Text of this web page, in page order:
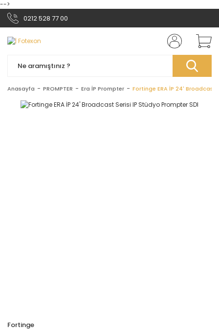
-->
0212 528 77 00
Anasayfa PROMPTER Era İP Prompter Fortinge ERA İP 24' Broadcast
Fortinge